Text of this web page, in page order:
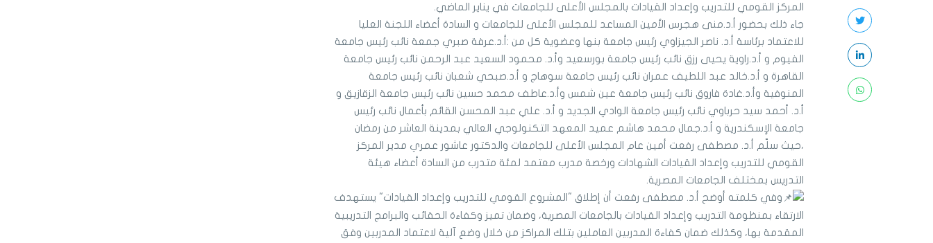
المركز القومي للتدريب وإعداد القيادات بالمجلس الأعلى للجامعات في يناير الماضي.
جاء ذلك بحضور أ.د.منى هجرس الأمين المساعد للمجلس الأعلى للجامعات و السادة أعضاء اللجنة العليا
للاعتماد برئاسة أ.د. ناصر الجيزاوي رئيس جامعة بنها وعضوية كل من :أ.د.عرفة صبري جمعة نائب رئيس جامعة
الفيوم و أ.د.راوية يحيى رزق نائب رئيس جامعة بورسعيد وأ.د. محمود السعيد عبد الرحمن نائب رئيس جامعة
القاهرة و أ.د.خالد عبد اللطيف عمران نائب رئيس جامعة سوهاج و أ.د.صبحي شعبان نائب رئيس جامعة
المنوفية وأ.د.غادة فاروق نائب رئيس جامعة عين شمس وأ.د.عاطف محمد حسين نائب رئيس جامعة الزقازيق و
أ.د. أحمد سيد حرباوي نائب رئيس جامعة الوادي الجديد و أ.د. علي عبد المحسن القائم بأعمال نائب رئيس
جامعة الإسكندرية و أ.د.جمال محمد هاشم عميد المعهد التكنولوجي العالي بمدينة العاشر من رمضان
،حيث سلّم أ.د. مصطفى رفعت أمين عام المجلس الأعلى للجامعات والدكتور عاشور عمري مدير المركز
القومي للتدريب وإعداد القيادات الشهادات ورخصة مدرب معتمد لمئة متدرب من السادة أعضاء هيئة
التدريس بمختلف الجامعات المصرية.
وفي كلمته أوضح أ.د. مصطفى رفعت أن إطلاق "المشروع القومي للتدريب وإعداد القيادات" يستهدف
الارتقاء بمنظومة التدريب وإعداد القيادات بالجامعات المصرية، وضمان تميز وكفاءة الحقائب والبرامج التدريبية
المقدمة بها، وكذلك ضمان كفاءة المدربين العاملين بتلك المراكز من خلال وضع آلية لاعتماد المدربين وفق